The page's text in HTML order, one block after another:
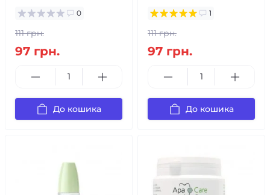
0
111 грн.
97 грн.
До кошика
1
111 грн.
97 грн.
До кошика